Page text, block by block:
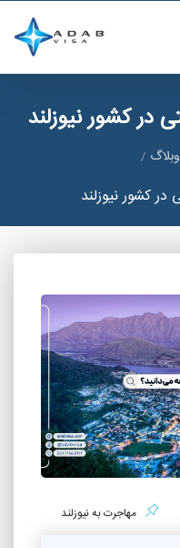
در کشور نیوزلند
وبلاگ
در کشور نیوزلند
مهاجرت به نیوزلند